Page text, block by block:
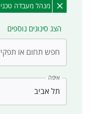
מנהל מעבדה טכני
הצג סינונים נוספים
חפש תחום או
איפה